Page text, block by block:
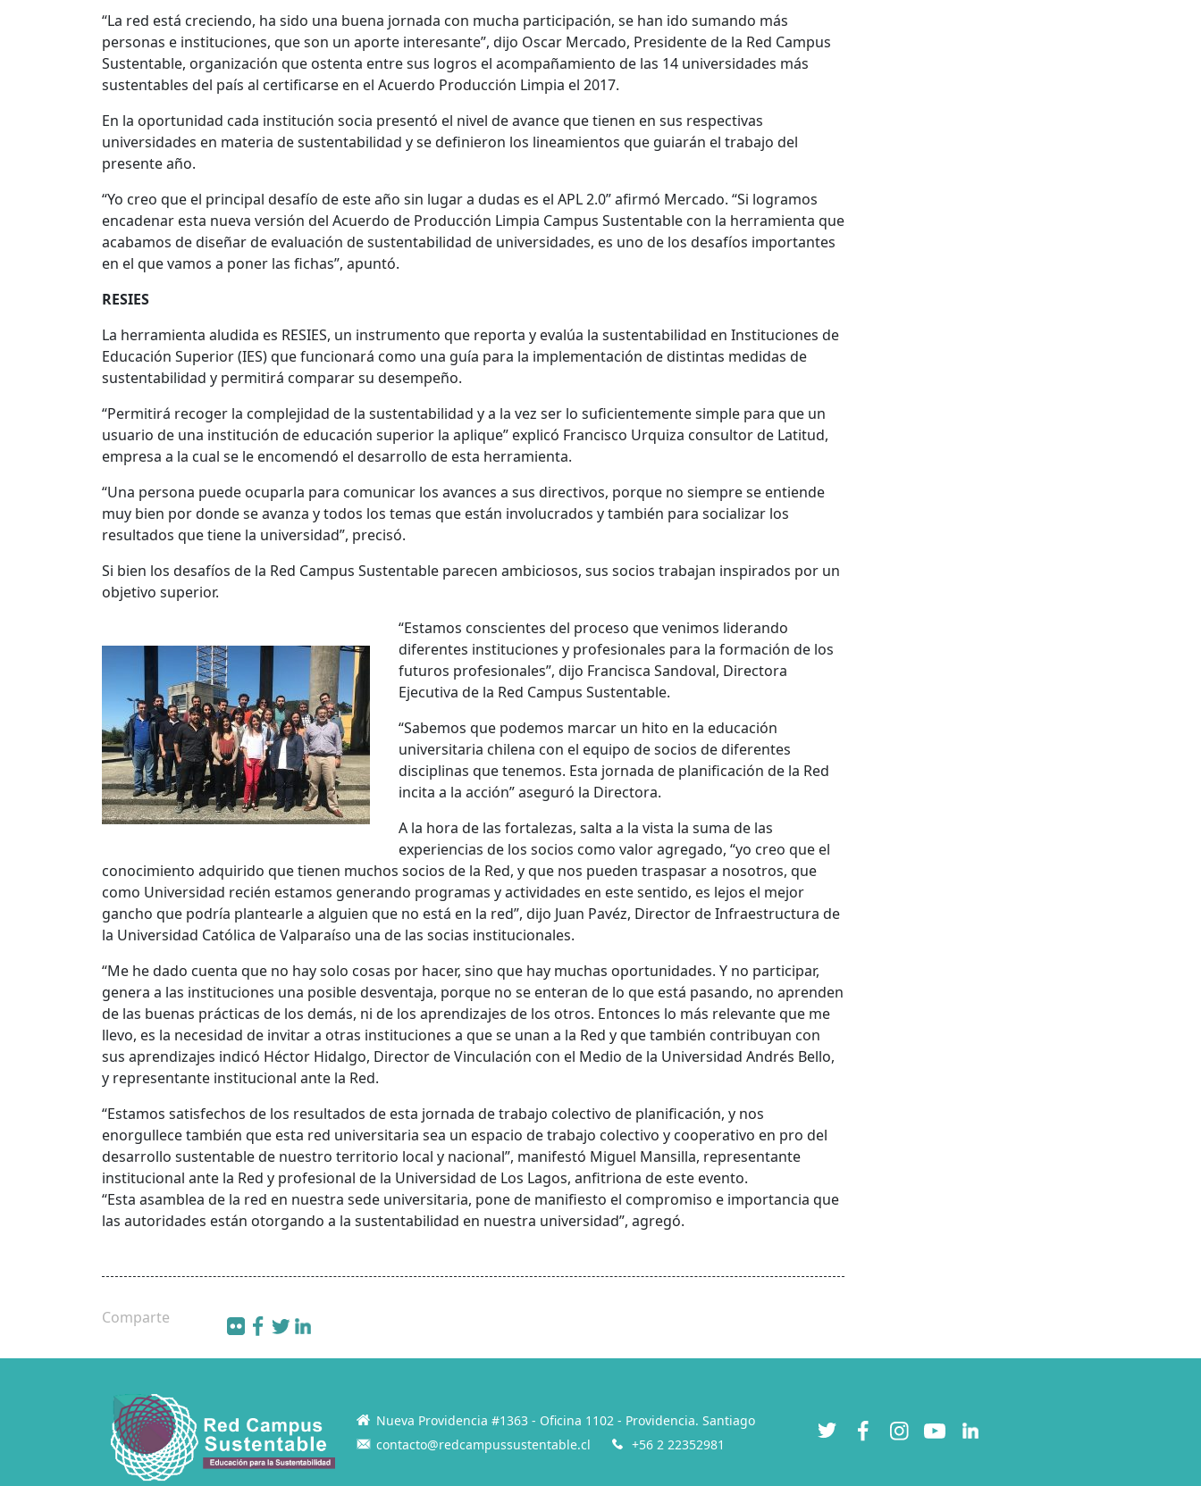
“La red está creciendo, ha sido una buena jornada con mucha participación, se han ido sumando más
personas e instituciones, que son un aporte interesante”, dijo Oscar Mercado, Presidente de la Red Campus
Sustentable, organización que ostenta entre sus logros el acompañamiento de las 14 universidades más
sustentables del país al certificarse en el Acuerdo Producción Limpia el 2017.
En la oportunidad cada institución socia presentó el nivel de avance que tienen en sus respectivas
universidades en materia de sustentabilidad y se definieron los lineamientos que guiarán el trabajo del
presente año.
“Yo creo que el principal desafío de este año sin lugar a dudas es el APL 2.0” afirmó Mercado. “Si logramos
encadenar esta nueva versión del Acuerdo de Producción Limpia Campus Sustentable con la herramienta que
acabamos de diseñar de evaluación de sustentabilidad de universidades, es uno de los desafíos importantes
en el que vamos a poner las fichas”, apuntó.
RESIES
La herramienta aludida es RESIES, un instrumento que reporta y evalúa la sustentabilidad en Instituciones de
Educación Superior (IES) que funcionará como una guía para la implementación de distintas medidas de
sustentabilidad y permitirá comparar su desempeño.
“Permitirá recoger la complejidad de la sustentabilidad y a la vez ser lo suficientemente simple para que un
usuario de una institución de educación superior la aplique” explicó Francisco Urquiza consultor de Latitud,
empresa a la cual se le encomendó el desarrollo de esta herramienta.
“Una persona puede ocuparla para comunicar los avances a sus directivos, porque no siempre se entiende
muy bien por donde se avanza y todos los temas que están involucrados y también para socializar los
resultados que tiene la universidad”, precisó.
Si bien los desafíos de la Red Campus Sustentable parecen ambiciosos, sus socios trabajan inspirados por un
objetivo superior.
“Estamos conscientes del proceso que venimos liderando
diferentes instituciones y profesionales para la formación de los
futuros profesionales”, dijo Francisca Sandoval, Directora
Ejecutiva de la Red Campus Sustentable.
“Sabemos que podemos marcar un hito en la educación
universitaria chilena con el equipo de socios de diferentes
disciplinas que tenemos. Esta jornada de planificación de la Red
incita a la acción” aseguró la Directora.
A la hora de las fortalezas, salta a la vista la suma de las
experiencias de los socios como valor agregado, “yo creo que el
conocimiento adquirido que tienen muchos socios de la Red, y que nos pueden traspasar a nosotros, que
como Universidad recién estamos generando programas y actividades en este sentido, es lejos el mejor
gancho que podría plantearle a alguien que no está en la red”, dijo Juan Pavéz, Director de Infraestructura de
la Universidad Católica de Valparaíso una de las socias institucionales.
“Me he dado cuenta que no hay solo cosas por hacer, sino que hay muchas oportunidades. Y no participar,
genera a las instituciones una posible desventaja, porque no se enteran de lo que está pasando, no aprenden
de las buenas prácticas de los demás, ni de los aprendizajes de los otros. Entonces lo más relevante que me
llevo, es la necesidad de invitar a otras instituciones a que se unan a la Red y que también contribuyan con
sus aprendizajes indicó Héctor Hidalgo, Director de Vinculación con el Medio de la Universidad Andrés Bello,
y representante institucional ante la Red.
“Estamos satisfechos de los resultados de esta jornada de trabajo colectivo de planificación, y nos
enorgullece también que esta red universitaria sea un espacio de trabajo colectivo y cooperativo en pro del
desarrollo sustentable de nuestro territorio local y nacional”, manifestó Miguel Mansilla, representante
institucional ante la Red y profesional de la Universidad de Los Lagos, anfitriona de este evento.
“Esta asamblea de la red en nuestra sede universitaria, pone de manifiesto el compromiso e importancia que
las autoridades están otorgando a la sustentabilidad en nuestra universidad”, agregó.
Comparte
Nueva Providencia #1363 - Oficina 1102 - Providencia. Santiago
contacto@redcampussustentable.cl
+56 2 22352981
Twitter FacebookInstagramYouTubeLinkedIn